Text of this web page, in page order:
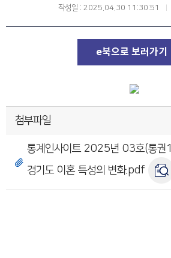
작성일 : 2025.04.30 11:30:51
e북으로 보러가기
첨부파일
통계인사이트 2025년 03호(통
경기도 이혼 특성의 변화.pdf